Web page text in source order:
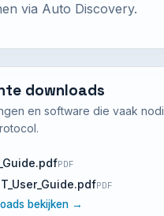
via Auto Discovery.
downloads
en software die vaak
PDF
PDF
bekijken →